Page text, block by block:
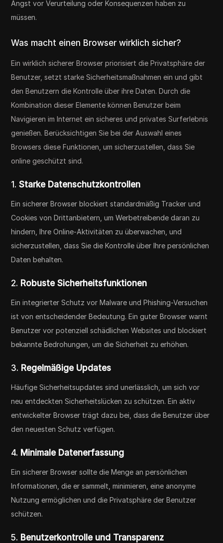
Angst vor Verurteilung oder Konsequenzen haben zu
müssen.
Was macht einen Browser wirklich sicher?
Ein wirklich sicherer Browser priorisiert die Privatsphäre der
Benutzer, setzt starke Sicherheitsmaßnahmen ein und gibt
den Benutzern die Kontrolle über ihre Daten. Durch die
Kombination dieser Elemente können Benutzer beim
Navigieren im Internet ein sicheres und privates Surferlebnis
genießen. Berücksichtigen Sie bei der Auswahl eines
Browsers diese Funktionen, um sicherzustellen, dass Sie
online geschützt sind.
1.Starke Datenschutzkontrollen
Ein sicherer Browser blockiert standardmäßig Tracker und
Cookies von Drittanbietern, um Werbetreibende daran zu
hindern, Ihre Online-Aktivitäten zu überwachen, und
sicherzustellen, dass Sie die Kontrolle über Ihre persönlichen
Daten behalten.
2. Robuste Sicherheitsfunktionen
Ein integrierter Schutz vor Malware und Phishing-Versuchen
ist von entscheidender Bedeutung. Ein guter Browser warnt
Benutzer vor potenziell schädlichen Websites und blockiert
bekannte Bedrohungen, um die Sicherheit zu erhöhen.
3. Regelmäßige Updates
Häufige Sicherheitsupdates sind unerlässlich, um sich vor
neu entdeckten Sicherheitslücken zu schützen. Ein aktiv
entwickelter Browser trägt dazu bei, dass die Benutzer über
den neuesten Schutz verfügen.
4. Minimale Datenerfassung
Ein sicherer Browser sollte die Menge an persönlichen
Informationen, die er sammelt, minimieren, eine anonyme
Nutzung ermöglichen und die Privatsphäre der Benutzer
schützen.
5. Benutzerkontrolle und Transparenz